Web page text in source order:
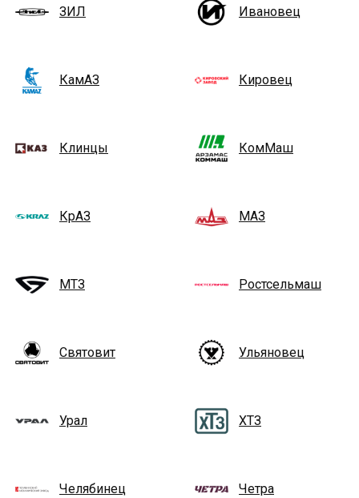
ЗИЛ Ивановец
КамАЗ Кировец
Клинцы КомМаш
КрАЗ МАЗ
МТЗ Ростсельмаш
Святовит Ульяновец
Урал ХТЗ
Челябинец Четра